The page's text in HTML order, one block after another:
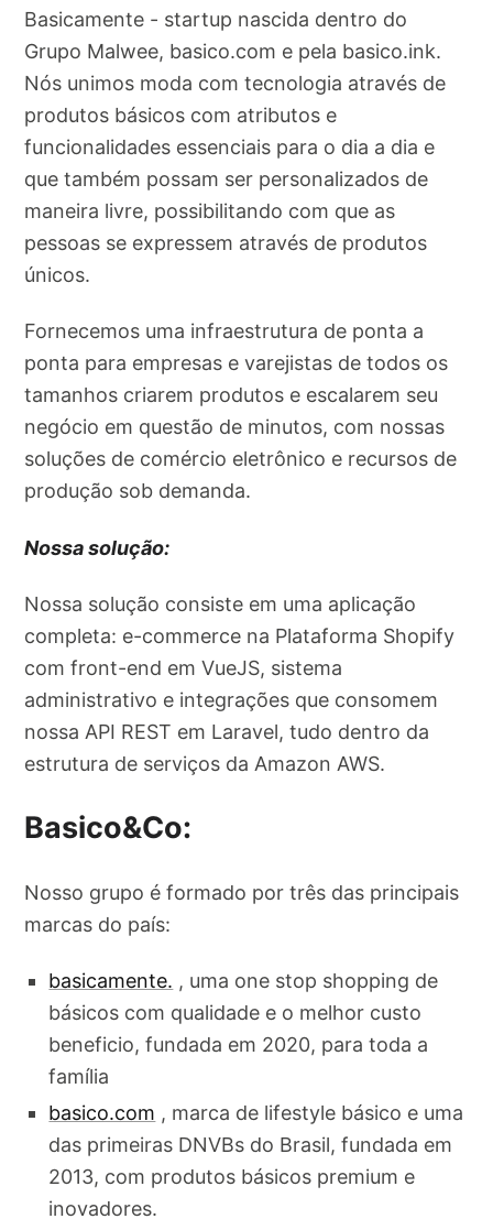
Basicamente - startup nascida dentro do
Grupo Malwee, basico.com e pela basico.ink.
Nós unimos moda com tecnologia através de
produtos básicos com atributos e
funcionalidades essenciais para o dia a dia e
que também possam ser personalizados de
maneira livre, possibilitando com que as
pessoas se expressem através de produtos
únicos.
Fornecemos uma infraestrutura de ponta a
ponta para empresas e varejistas de todos os
tamanhos criarem produtos e escalarem seu
negócio em questão de minutos, com nossas
soluções de comércio eletrônico e recursos de
produção sob demanda.
Nossa solução:
Nossa solução consiste em uma aplicação
completa: e-commerce na Plataforma Shopify
com front-end em VueJS, sistema
administrativo e integrações que consomem
nossa API REST em Laravel, tudo dentro da
estrutura de serviços da Amazon AWS.
Basico&Co:
Nosso grupo é formado por três das principais
marcas do país:
basicamente. , uma one stop shopping de
básicos com qualidade e o melhor custo
beneficio, fundada em 2020, para toda a
família
basico.com , marca de lifestyle básico e uma
das primeiras DNVBs do Brasil, fundada em
2013, com produtos básicos premium e
inovadores.